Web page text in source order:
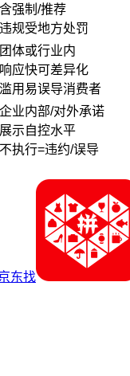
含强制/推荐
违规受地方处罚
团体或行业内
响应快可差异化
滥用易误导消费者
企业内部/对外承诺
展示自控水平
不执行=违约/误导
东找